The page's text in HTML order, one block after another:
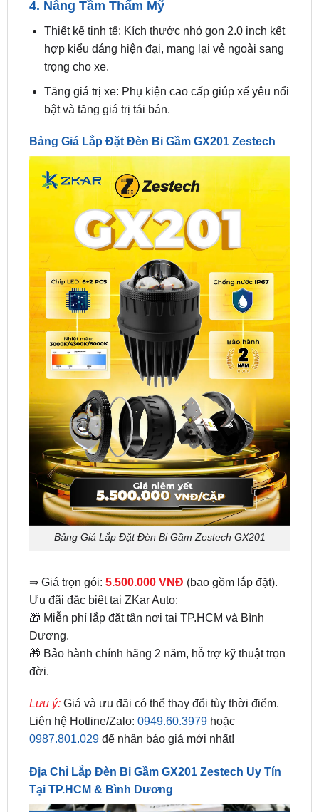
hợp kiểu dáng hiện đại, mang lại vẻ ngoài sang
trọng cho xe.
Tăng giá trị xe: Phụ kiện cao cấp giúp xế yêu nổi
bật và tăng giá trị tái bán.
Bảng Giá Lắp Đặt Đèn Bi Gầm GX201 Zestech
Bảng Giá Lắp Đặt Đèn Bi Gầm Zestech GX201
⇒ Giá trọn gói: 5.500.000 VNĐ
🎁 Miễn phí lắp đặt tận nơi tại TP.HCM và Bình
Dương.
🎁 Bảo hành chính hãng 2 năm, hỗ trợ kỹ thuật trọn
đời.
Lưu ý:
0987.801.029 để nhận báo giá mới nhất!
Địa Chỉ Lắp Đèn Bi Gầm GX201 Zestech Uy Tín